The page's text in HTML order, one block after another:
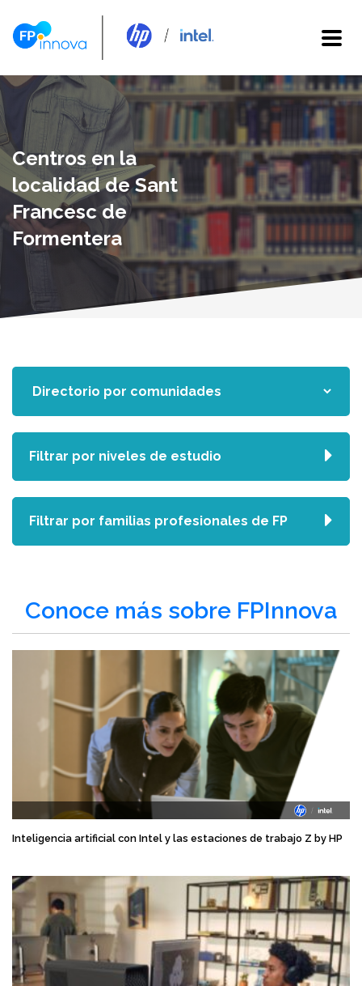
Centros en la
localidad de Sant
Francesc de
Formentera
Conoce más sobre FPInnova
Inteligencia artificial con Intel y las estaciones de trabajo Z by HP
Filtrar por niveles de estudio
Filtrar por familias profesionales de FP